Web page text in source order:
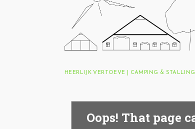
HEERLIJK VERTOEVE | CAMPING &
Oops! That page